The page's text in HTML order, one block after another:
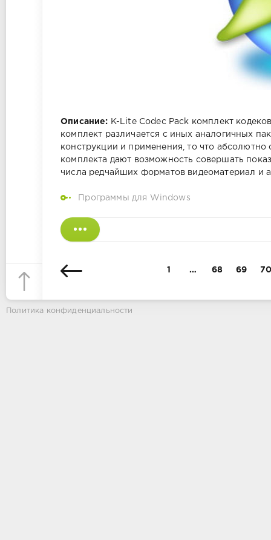
Описание: K-Lite Codec Pack комплект
комплект различается с иных аналогичных
конструкции и применения, то что абсолютно
комплекта дают возможность совершать
числа редчайших форматов видеоматериал и
Программы для Windows
1 … 68 69
Политика конфиденциальности